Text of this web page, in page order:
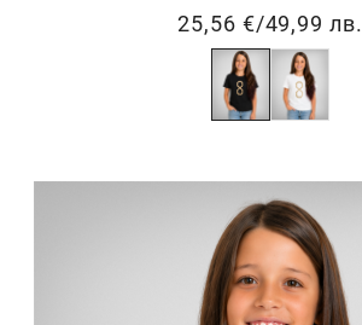
25,56 €/49,99 лв.